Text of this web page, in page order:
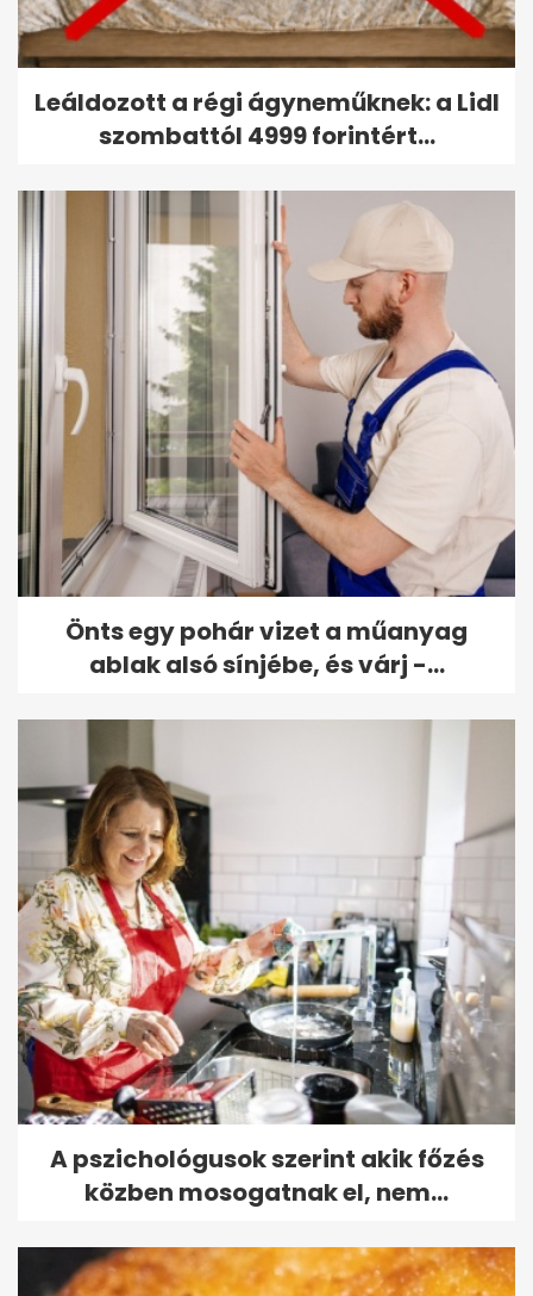
Leáldozott a régi ágyneműknek: a Lidl
szombattól 4999 forintért...
Önts egy pohár vizet a műanyag
ablak alsó sínjébe, és várj -...
A pszichológusok szerint akik főzés
közben mosogatnak el, nem...